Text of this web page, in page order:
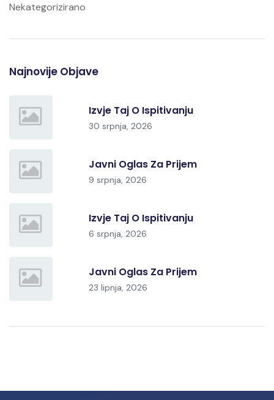
Nekategorizirano
Najnovije Objave
Izvje Taj O Ispitivanju
30 srpnja, 2026
Javni Oglas Za Prijem
9 srpnja, 2026
Izvje Taj O Ispitivanju
6 srpnja, 2026
Javni Oglas Za Prijem
23 lipnja, 2026